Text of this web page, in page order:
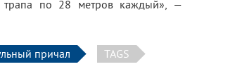
трапа по 28 метров каждый», —
причал TAGS